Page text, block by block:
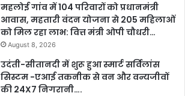
महलोई गांव में 104 परिवारों को प्रधानमंत्री
आवास, महतारी वंदन योजना से 205 महिलाओं
को मिल रहा लाभ: वित्त मंत्री ओपी चौधरी…
August 8, 2026
उदंती-सीतानदी में शुरू हुआ स्मार्ट सर्विलांस
सिस्टम -एआई तकनीक से वन और वन्यजीवों
की 24X7 निगरानी….